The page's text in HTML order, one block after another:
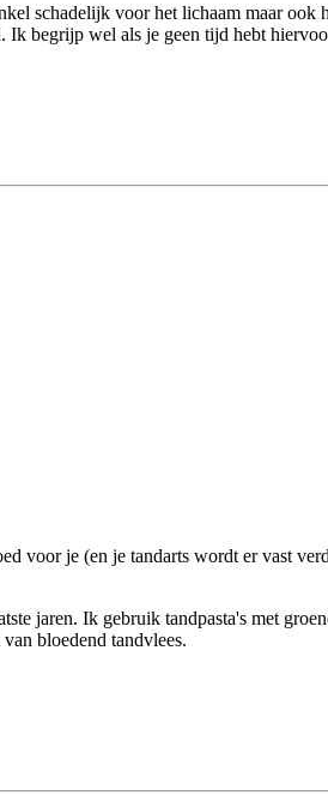
schadelijk voor het lichaam maar
Ik begrijp wel als je geen tijd hebt
voor je (en je tandarts wordt er vast
jaren. Ik gebruik tandpasta's met
bloedend tandvlees.